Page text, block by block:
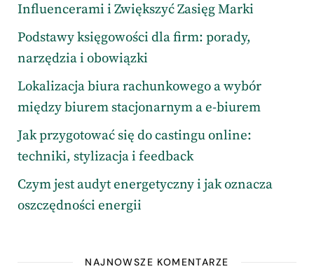
Influencerami i Zwiększyć Zasięg Marki
Podstawy księgowości dla firm: porady,
narzędzia i obowiązki
Lokalizacja biura rachunkowego a wybór
między biurem stacjonarnym a e-biurem
Jak przygotować się do castingu online:
techniki, stylizacja i feedback
Czym jest audyt energetyczny i jak oznacza
oszczędności energii
NAJNOWSZE KOMENTARZE